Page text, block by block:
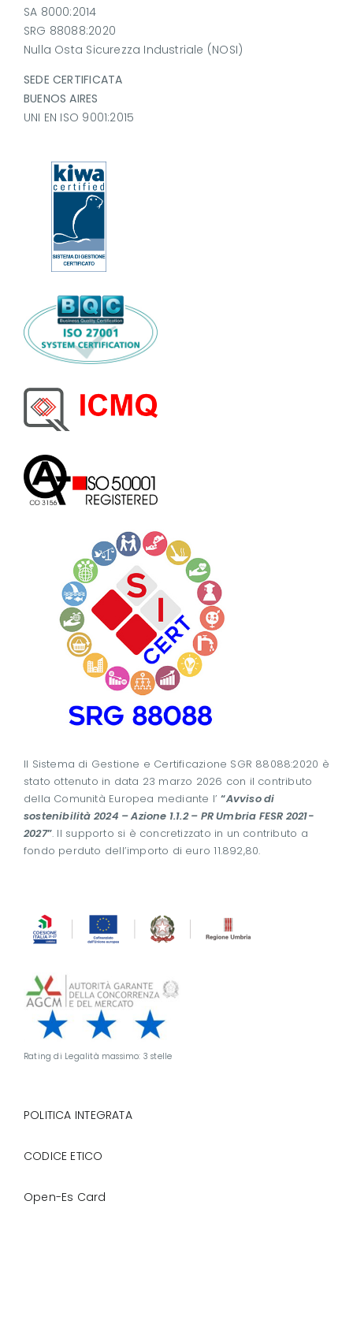
SA 8000:2014
SRG 88088:2020
Nulla Osta Sicurezza Industriale (NOSI)
SEDE CERTIFICATA
BUENOS AIRES
UNI EN ISO 9001:2015
Il Sistema di Gestione e Certificazione SGR 88088:2020 è
stato ottenuto in data 23 marzo 2026 con il contributo
della Comunità Europea mediante l’“Avviso di
sostenibilità 2024 – Azione 1.1.2 – PR Umbria FESR 2021-
2027”. Il supporto si è concretizzato in un contributo a
fondo perduto dell’importo di euro 11.892,80.
Rating di Legalità massimo: 3 stelle
POLITICA INTEGRATA
CODICE ETICO
Open-Es Card